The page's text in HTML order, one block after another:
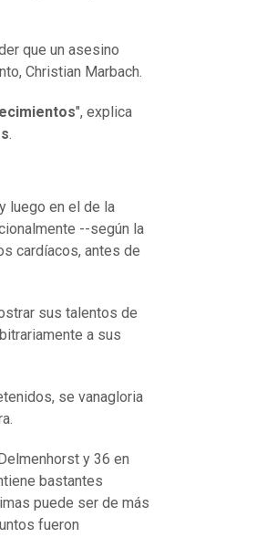
que un asesino
Christian Marbach.
", explica
.
luego en el de la
--según la
cardíacos, antes de
sus talentos de
a sus
se vanagloria
y 36 en
bastantes
puede ser de más
fueron